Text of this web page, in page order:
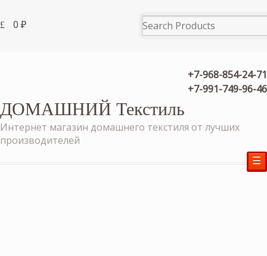
0 ₽
+7-968-854-24-71
+7-991-749-96-46
ДОМАШНИЙ Текстиль
Интернет магазин домашнего текстиля от лучших
производителей
☰